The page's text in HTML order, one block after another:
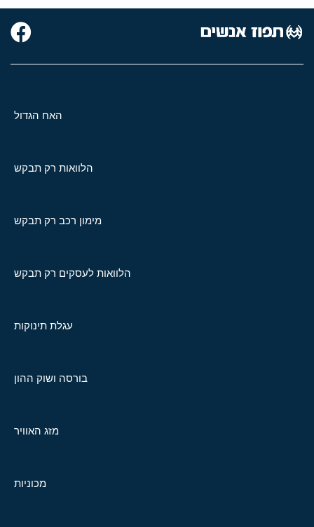
האח הגדול
הלוואות רק תבקש
מימון רכב רק תבקש
הלוואות לעסקים רק תבקש
עגלת תינוקות
בורסה ושוק ההון
מזג האוויר
מכוניות